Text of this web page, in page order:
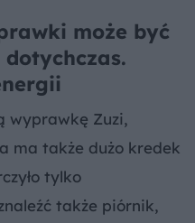
może być
wyprawkę Zuzi,
ma także dużo kredek
tylko
także piórnik,